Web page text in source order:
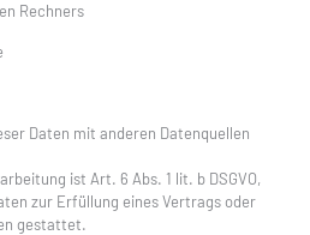
Rechners
Daten mit anderen Datenquellen
ist Art. 6 Abs. 1 lit. b DSGVO,
zur Erfüllung eines Vertrags oder
gestattet.